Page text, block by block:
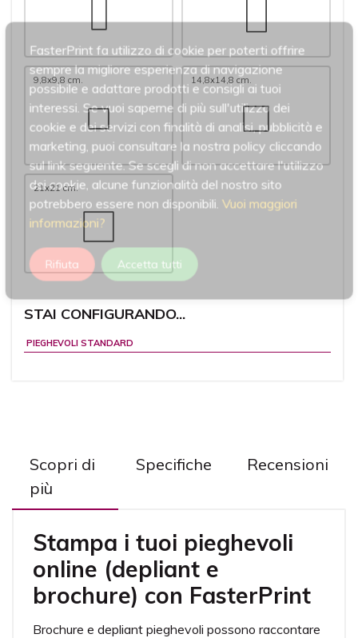
FasterPrint fa utilizzo di cookie per poterti offrire
sempre la migliore esperienza di navigazione
possibile e adattare prodotti e consigli ai tuoi
interessi. Se vuoi saperne di più sull'utilizzo dei
cookie e dei servizi con finalità di analisi, pubblicità e
marketing, puoi consultare la nostra policy cliccando
sul link seguente. Se scegli di non accettare l'utilizzo
dei cookie, alcune funzionalità del nostro sito
potrebbero essere non disponibili. Vuoi maggiori
informazioni?
Rifiuta Accetta tutti
9,8x9,8 cm. 14,8x14,8 cm.
21x21 cm.
STAI CONFIGURANDO...
PIEGHEVOLI STANDARD
Scopri di
più
Specifiche Recensioni
Stampa i tuoi pieghevoli
online (depliant e
brochure) con FasterPrint
Brochure e depliant pieghevoli possono raccontare